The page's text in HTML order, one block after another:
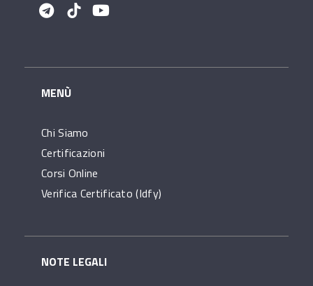
MENÙ
Chi Siamo
Certificazioni
Corsi Online
Verifica Certificato (idfy)
NOTE LEGALI